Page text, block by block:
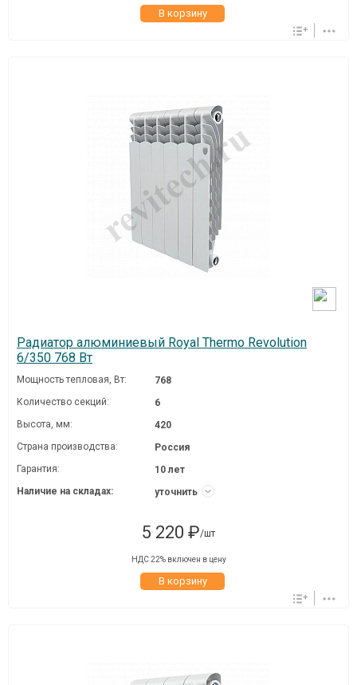
В корзину
Радиатор алюминиевый Royal Thermo Revolution
6/350 768 Вт
Мощность тепловая, Вт:
768
Количество секций:
6
Высота, мм:
420
Страна производства:
Россия
Гарантия:
10 лет
Наличие на складах:
уточнить
5 220 ₽/шт
НДС 22% включен в цену
В корзину